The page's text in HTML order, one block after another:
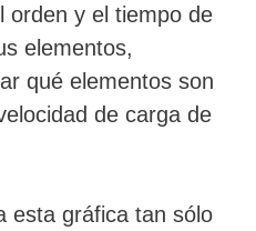
orden y el tiempo de
elementos,
qué elementos son
de carga de
esta gráfica tan sólo